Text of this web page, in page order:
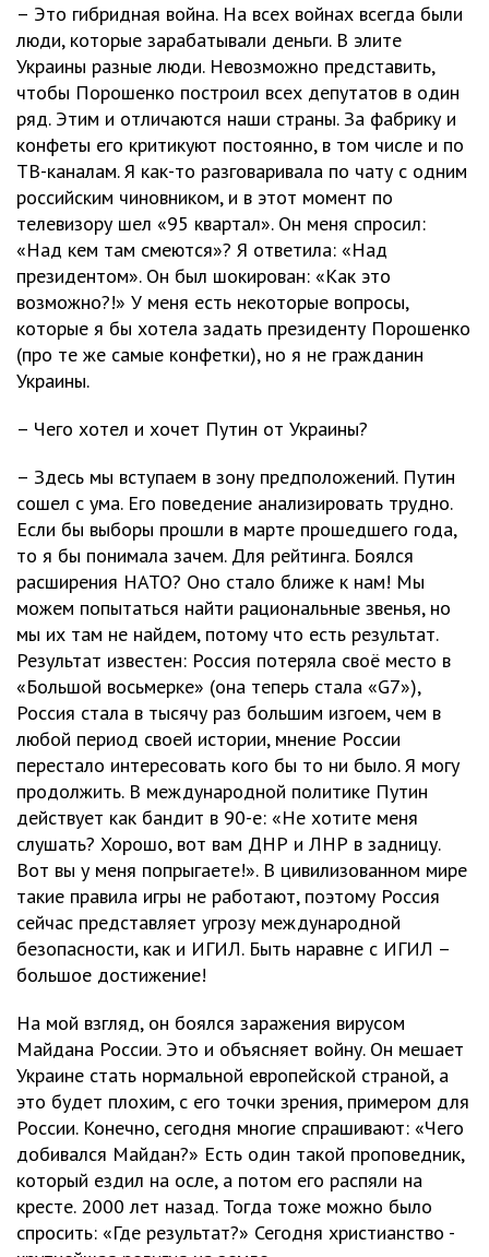
– Это гибридная война. На всех войнах всегда были
люди, которые зарабатывали деньги. В элите
Украины разные люди. Невозможно представить,
чтобы Порошенко построил всех депутатов в один
ряд. Этим и отличаются наши страны. За фабрику и
конфеты его критикуют постоянно, в том числе и по
ТВ-каналам. Я как-то разговаривала по чату с одним
российским чиновником, и в этот момент по
телевизору шел «95 квартал». Он меня спросил:
«Над кем там смеются»? Я ответила: «Над
президентом». Он был шокирован: «Как это
возможно?!» У меня есть некоторые вопросы,
которые я бы хотела задать президенту Порошенко
(про те же самые конфетки), но я не гражданин
Украины.
– Чего хотел и хочет Путин от Украины?
– Здесь мы вступаем в зону предположений. Путин
сошел с ума. Его поведение анализировать трудно.
Если бы выборы прошли в марте прошедшего года,
то я бы понимала зачем. Для рейтинга. Боялся
расширения НАТО? Оно стало ближе к нам! Мы
можем попытаться найти рациональные звенья, но
мы их там не найдем, потому что есть результат.
Результат известен: Россия потеряла своё место в
«Большой восьмерке» (она теперь стала «G7»),
Россия стала в тысячу раз большим изгоем, чем в
любой период своей истории, мнение России
перестало интересовать кого бы то ни было. Я могу
продолжить. В международной политике Путин
действует как бандит в 90-е: «Не хотите меня
слушать? Хорошо, вот вам ДНР и ЛНР в задницу.
Вот вы у меня попрыгаете!». В цивилизованном мире
такие правила игры не работают, поэтому Россия
сейчас представляет угрозу международной
безопасности, как и ИГИЛ. Быть наравне с ИГИЛ –
большое достижение!
На мой взгляд, он боялся заражения вирусом
Майдана России. Это и объясняет войну. Он мешает
Украине стать нормальной европейской страной, а
это будет плохим, с его точки зрения, примером для
России. Конечно, сегодня многие спрашивают: «Чего
добивался Майдан?» Есть один такой проповедник,
который ездил на осле, а потом его распяли на
кресте. 2000 лет назад. Тогда тоже можно было
спросить: «Где результат?» Сегодня христианство -